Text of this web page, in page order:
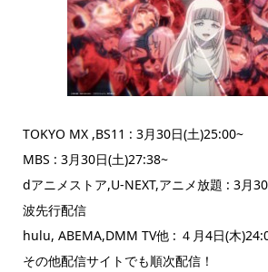
TOKYO MX ,BS11 : 3月30日(土)25:00~
MBS : 3月30日(土)27:38~
dアニメストア,U-NEXT,アニメ放題 : 3月
波先行配信
hulu, ABEMA,DMM TV他 : ４月4日(木
その他配信サイトでも順次配信！